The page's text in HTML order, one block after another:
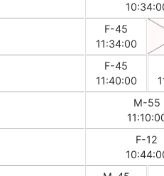
F-45
11:34:00
F-45
11:40:00
M-55
F-12